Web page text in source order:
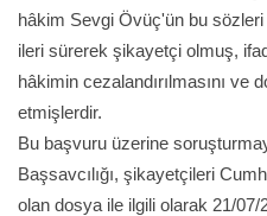
hâkim Sevgi Övüç'ün bu
ileri sürerek şikayetçi olmuş,
hâkimin cezalandırılmasını ve
etmişlerdir.
Bu başvuru üzerine
Başsavcılığı, şikayetçileri
olan dosya ile ilgili olarak 21/